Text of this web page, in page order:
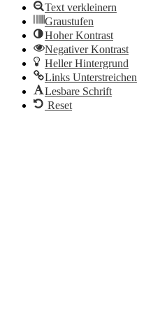
Text verkleinern
Graustufen
Hoher Kontrast
Negativer Kontrast
Heller Hintergrund
Links Unterstreichen
Lesbare Schrift
Reset